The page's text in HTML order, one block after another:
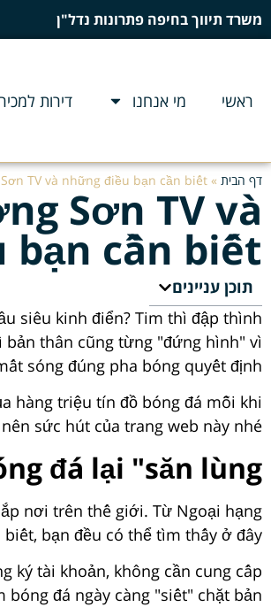
משרד תיווך בחיפה פתרונות נדל"ן
ראשי מי אנחנו דירות
דף הבית »
TV và những điều bạn cần biết
Sơn TV và
bạn cần biết
תוכן עניינים
siêu kinh điển? Tim thì đập thình
thân cũng từng "đứng hình" vì
sóng đúng pha bóng quyết định.
hàng triệu tín đồ bóng đá mỗi khi
sức hút của trang web này nhé.
đá lại "săn lùng"?
nơi trên thế giới. Từ Ngoại hạng
bạn đều có thể tìm thấy ở đây.
ký tài khoản, không cần cung cấp
đá ngày càng "siết" chặt bản